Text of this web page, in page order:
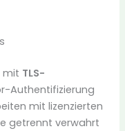
mit TLS-
Authentifizierung
mit lizenzierten
getrennt verwahrt